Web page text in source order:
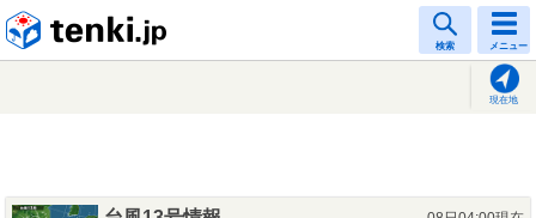
検索 メニュー
現在地